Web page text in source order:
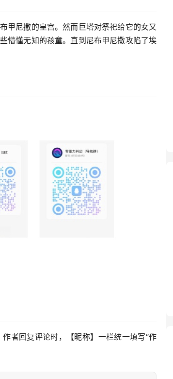
甲尼撒的皇宫。然而巨塔对祭祀给它的女又
懵懂无知的孩童。直到尼布甲尼撒攻陷了埃
者回复评论时，【昵称】一栏统一填写“作